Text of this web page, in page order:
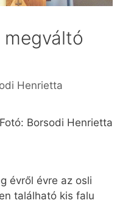
megváltó
Henrietta
Fotó: Borsodi Henrietta
évről évre az osli
található kis falu